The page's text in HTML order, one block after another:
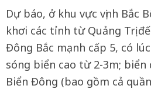
Dự báo, ở khu vực vịnh Bắc
khơi các tỉnh từ Quảng Trị
Đông Bắc mạnh cấp 5, có
sóng biển cao từ 2-3m; biển
Biển Đông (bao gồm cả